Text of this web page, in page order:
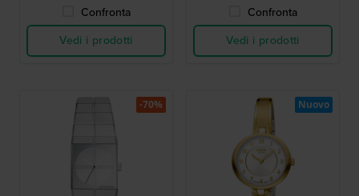
Confronta
Vedi i prodotti
Confronta
Vedi i prodotti
-70% Nuovo